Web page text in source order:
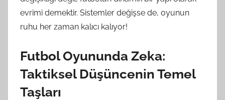
evrimi demektir. Sistemler değişse de, oyunun
ruhu her zaman kalıcı kalıyor!
Futbol Oyununda Zeka:
Taktiksel Düşüncenin Temel
Taşları